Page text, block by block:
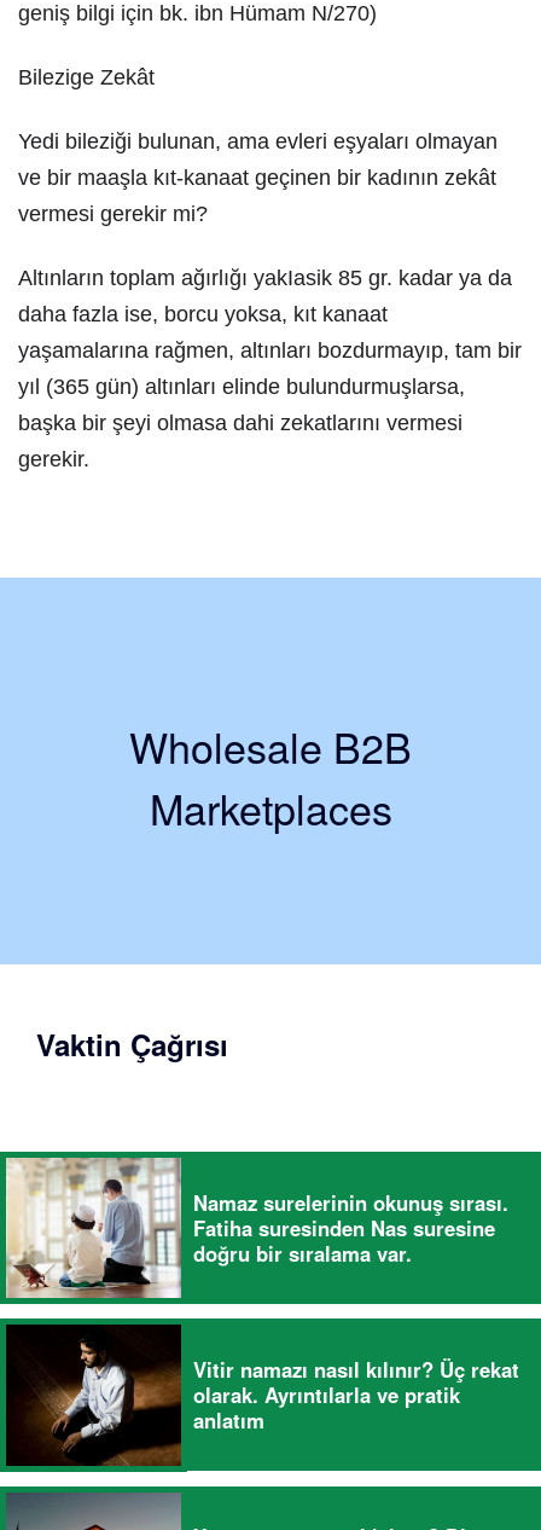
geniş bilgi için bk. ibn Hümam N/270)
Bilezige Zekât
Yedi bileziği bulunan, ama evleri eşyaları olmayan
ve bir maaşla kıt-kanaat geçinen bir kadının zekât
vermesi gerekir mi?
Altınların toplam ağırlığı yakIasik 85 gr. kadar ya da
daha fazla ise, borcu yoksa, kıt kanaat
yaşamalarına rağmen, altınları bozdurmayıp, tam bir
yıl (365 gün) altınları elinde bulundurmuşlarsa,
başka bir şeyi olmasa dahi zekatlarını vermesi
gerekir.
Wholesale B2B
Marketplaces
Vaktin Çağrısı
Namaz surelerinin okunuş sırası.
Fatiha suresinden Nas suresine
doğru bir sıralama var.
Vitir namazı nasıl kılınır? Üç rekat
olarak. Ayrıntılarla ve pratik
anlatım